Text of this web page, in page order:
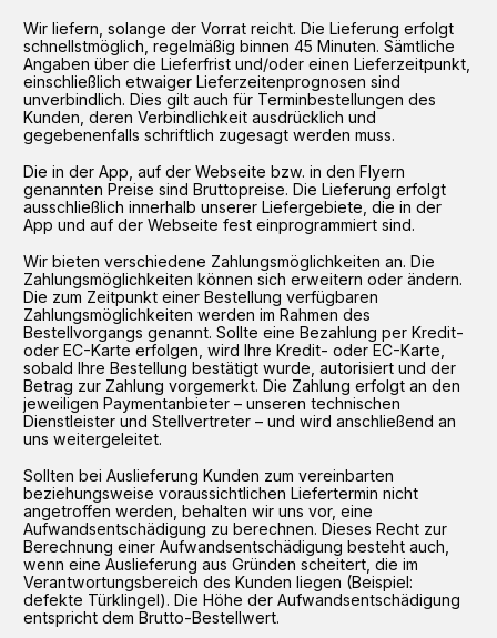
Wir liefern, solange der Vorrat reicht. Die Lieferung erfolgt
schnellstmöglich, regelmäßig binnen 45 Minuten. Sämtliche
Angaben über die Lieferfrist und/oder einen Lieferzeitpunkt,
einschließlich etwaiger Lieferzeitenprognosen sind
unverbindlich. Dies gilt auch für Terminbestellungen des
Kunden, deren Verbindlichkeit ausdrücklich und
gegebenenfalls schriftlich zugesagt werden muss.
Die in der App, auf der Webseite bzw. in den Flyern
genannten Preise sind Bruttopreise. Die Lieferung erfolgt
ausschließlich innerhalb unserer Liefergebiete, die in der
App und auf der Webseite fest einprogrammiert sind.
Wir bieten verschiedene Zahlungsmöglichkeiten an. Die
Zahlungsmöglichkeiten können sich erweitern oder ändern.
Die zum Zeitpunkt einer Bestellung verfügbaren
Zahlungsmöglichkeiten werden im Rahmen des
Bestellvorgangs genannt. Sollte eine Bezahlung per Kredit-
oder EC-Karte erfolgen, wird Ihre Kredit- oder EC-Karte,
sobald Ihre Bestellung bestätigt wurde, autorisiert und der
Betrag zur Zahlung vorgemerkt. Die Zahlung erfolgt an den
jeweiligen Paymentanbieter – unseren technischen
Dienstleister und Stellvertreter – und wird anschließend an
uns weitergeleitet.
Sollten bei Auslieferung Kunden zum vereinbarten
beziehungsweise voraussichtlichen Liefertermin nicht
angetroffen werden, behalten wir uns vor, eine
Aufwandsentschädigung zu berechnen. Dieses Recht zur
Berechnung einer Aufwandsentschädigung besteht auch,
wenn eine Auslieferung aus Gründen scheitert, die im
Verantwortungsbereich des Kunden liegen (Beispiel:
defekte Türklingel). Die Höhe der Aufwandsentschädigung
entspricht dem Brutto-Bestellwert.